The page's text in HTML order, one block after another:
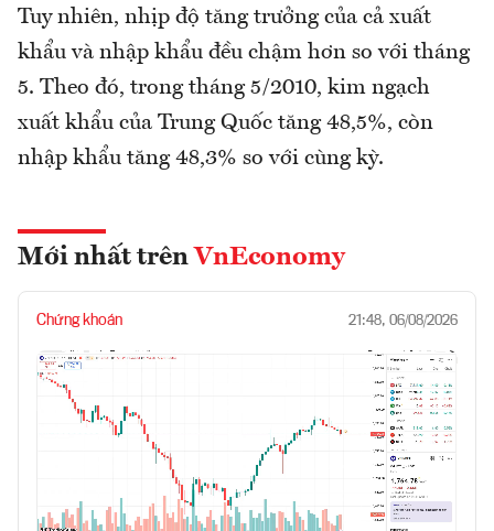
Tuy nhiên, nhịp độ tăng trưởng của cả xuất
khẩu và nhập khẩu đều chậm hơn so với tháng
5. Theo đó, trong tháng 5/2010, kim ngạch
xuất khẩu của Trung Quốc tăng 48,5%, còn
nhập khẩu tăng 48,3% so với cùng kỳ.
Mới nhất trên VnEconomy
Chứng khoán 21:48, 06/08/2026